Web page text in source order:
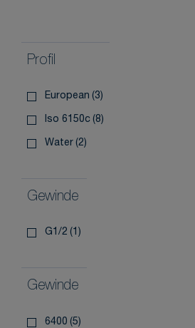
Profil
european (3)
iso 6150c (8)
water (2)
Gewinde
g1/2 (1)
Gewinde
6400 (5)